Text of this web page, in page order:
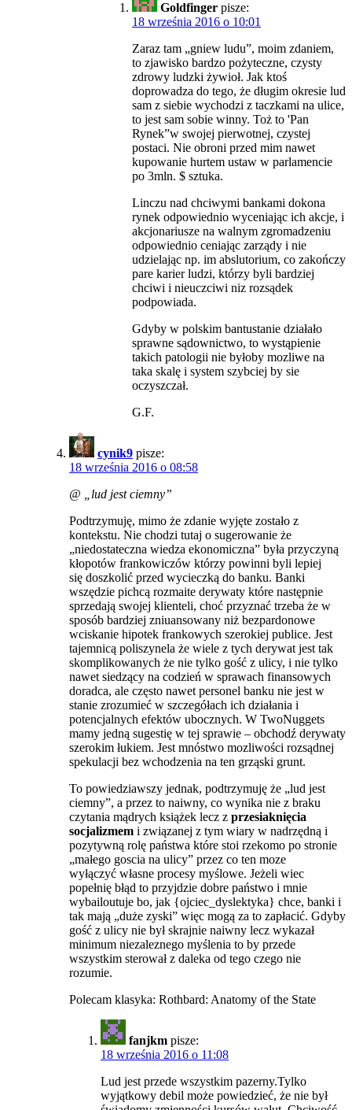
Goldfinger pisze:
18 września 2016 o 10:01
Zaraz tam „gniew ludu”, moim zdaniem,
to zjawisko bardzo pożyteczne, czysty
zdrowy ludzki żywioł. Jak ktoś
doprowadza do tego, że długim okresie lud
sam z siebie wychodzi z taczkami na ulice,
to jest sam sobie winny. Toż to 'Pan
Rynek”w swojej pierwotnej, czystej
postaci. Nie obroni przed mim nawet
kupowanie hurtem ustaw w parlamencie
po 3mln. $ sztuka.
Linczu nad chciwymi bankami dokona
rynek odpowiednio wyceniając ich akcje, i
akcjonariusze na walnym zgromadzeniu
odpowiednio ceniając zarządy i nie
udzielając np. im abslutorium, co zakończy
pare karier ludzi, którzy byli bardziej
chciwi i nieuczciwi niz rozsądek
podpowiada.
Gdyby w polskim bantustanie działało
sprawne sądownictwo, to wystąpienie
takich patologii nie byłoby mozliwe na
taka skalę i system szybciej by sie
oczyszczał.
G.F.
cynik9 pisze:
18 września 2016 o 08:58
@ „lud jest ciemny”
Podtrzymuję, mimo że zdanie wyjęte zostało z
kontekstu. Nie chodzi tutaj o sugerowanie że
„niedostateczna wiedza ekonomiczna” była przyczyną
kłopotów frankowiczów którzy powinni byli lepiej
się doszkolić przed wycieczką do banku. Banki
wszędzie pichcą rozmaite derywaty które następnie
sprzedają swojej klienteli, choć przyznać trzeba że w
sposób bardziej zniuansowany niż bezpardonowe
wciskanie hipotek frankowych szerokiej publice. Jest
tajemnicą poliszynela że wiele z tych derywat jest tak
skomplikowanych że nie tylko gość z ulicy, i nie tylko
nawet siedzący na codzień w sprawach finansowych
doradca, ale często nawet personel banku nie jest w
stanie zrozumieć w szczegółach ich działania i
potencjalnych efektów ubocznych. W TwoNuggets
mamy jedną sugestię w tej sprawie – obchodź derywaty
szerokim łukiem. Jest mnóstwo mozliwości rozsądnej
spekulacji bez wchodzenia na ten grząski grunt.
To powiedziawszy jednak, podtrzymuję że „lud jest
ciemny”, a przez to naiwny, co wynika nie z braku
czytania mądrych książek lecz z przesiaknięcia
socjalizmem i związanej z tym wiary w nadrzędną i
pozytywną rolę państwa które stoi rzekomo po stronie
„małego goscia na ulicy” przez co ten moze
wyłączyć własne procesy myślowe. Jeżeli wiec
popełnię błąd to przyjdzie dobre państwo i mnie
wybailoutuje bo, jak {ojciec_dyslektyka} chce, banki i
tak mają „duże zyski” więc mogą za to zapłacić. Gdyby
gość z ulicy nie był skrajnie naiwny lecz wykazał
minimum niezaleznego myślenia to by przede
wszystkim sterował z daleka od tego czego nie
rozumie.
Polecam klasyka: Rothbard: Anatomy of the State
fanjkm pisze:
18 września 2016 o 11:08
Lud jest przede wszystkim pazerny.Tylko
wyjątkowy debil może powiedzieć, że nie był